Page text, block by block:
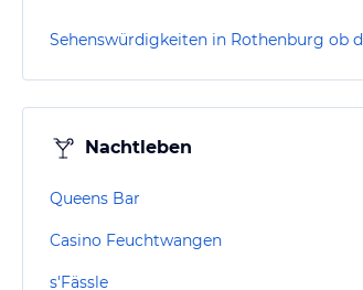
Nachtleben
Queens Bar
Casino Feuchtwangen
s'Fässle